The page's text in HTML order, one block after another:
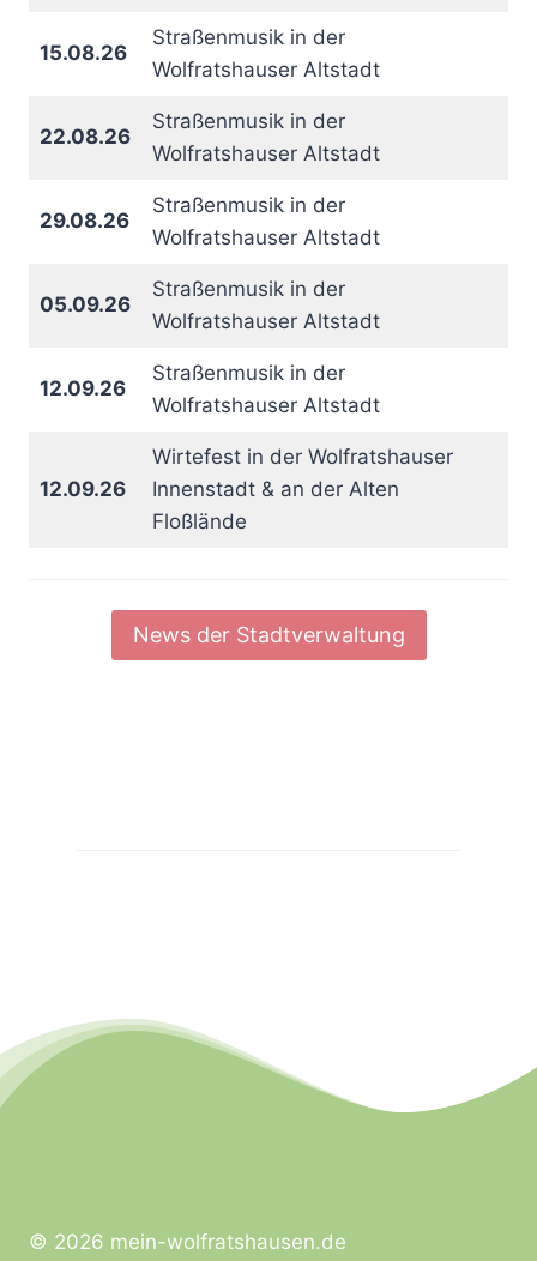
15.08.26
Straßenmusik in der
Wolfratshauser Altstadt
22.08.26
Straßenmusik in der
Wolfratshauser Altstadt
29.08.26
Straßenmusik in der
Wolfratshauser Altstadt
05.09.26
Straßenmusik in der
Wolfratshauser Altstadt
12.09.26
Straßenmusik in der
Wolfratshauser Altstadt
12.09.26
Wirtefest in der Wolfratshauser
Innenstadt & an der Alten
Floßlände
News der Stadtverwaltung
© 2026 mein-wolfratshausen.de